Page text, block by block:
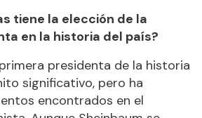
tiene la elección de la
en la historia del país?
presidenta de la historia
significativo, pero ha
encontrados en el